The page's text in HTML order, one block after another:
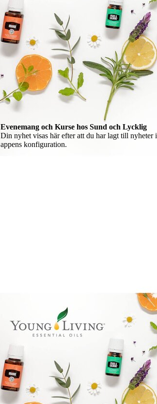
Evenemang och Kurse hos Sund och Lycklig
Din nyhet visas här efter att du har lagt till nyheter i
appens konfiguration.